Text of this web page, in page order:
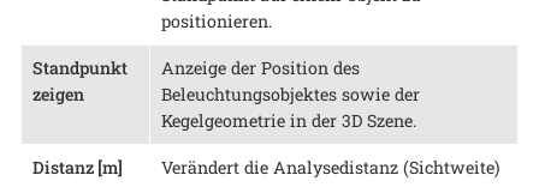
positionieren.
Standpunkt
zeigen
Anzeige der Position des
Beleuchtungsobjektes sowie der
Kegelgeometrie in der 3D Szene.
Distanz [m]
Verändert die Analysedistanz (Sichtweite)